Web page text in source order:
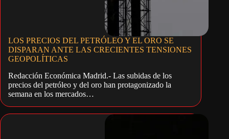
LOS PRECIOS DEL PETRÓLEO Y EL ORO SE
DISPARAN ANTE LAS CRECIENTES TENSIONES
GEOPOLÍTICAS
Redacción Económica Madrid.- Las subidas de los
precios del petróleo y del oro han protagonizado la
semana en los mercados…